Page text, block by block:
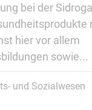
bei der Sidroga
hier vor allem
sowie...
und Sozialwesen